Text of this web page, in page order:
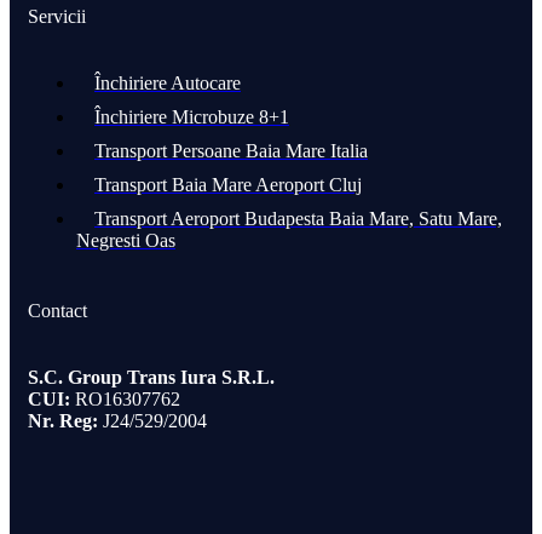
Servicii
Închiriere Autocare
Închiriere Microbuze 8+1
Transport Persoane Baia Mare Italia​​
Transport Baia Mare Aeroport Cluj
Transport Aeroport Budapesta Baia Mare, Satu Mare,
Negresti Oas
Contact
S.C. Group Trans Iura S.R.L.
CUI: RO16307762
Nr. Reg: J24/529/2004